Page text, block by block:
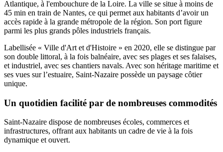
Atlantique, à l'embouchure de la Loire. La ville se situe à moins de
45 min en train de Nantes, ce qui permet aux habitants d’avoir un
accès rapide à la grande métropole de la région. Son port figure
parmi les plus grands pôles industriels français.
Labellisée « Ville d'Art et d'Histoire » en 2020, elle se distingue par
son double littoral, à la fois balnéaire, avec ses plages et ses falaises,
et industriel, avec ses chantiers navals. Avec son héritage maritime et
ses vues sur l’estuaire, Saint-Nazaire possède un paysage côtier
unique.
Un quotidien facilité par de nombreuses commodités
Saint-Nazaire dispose de nombreuses écoles, commerces et
infrastructures, offrant aux habitants un cadre de vie à la fois
dynamique et ouvert.